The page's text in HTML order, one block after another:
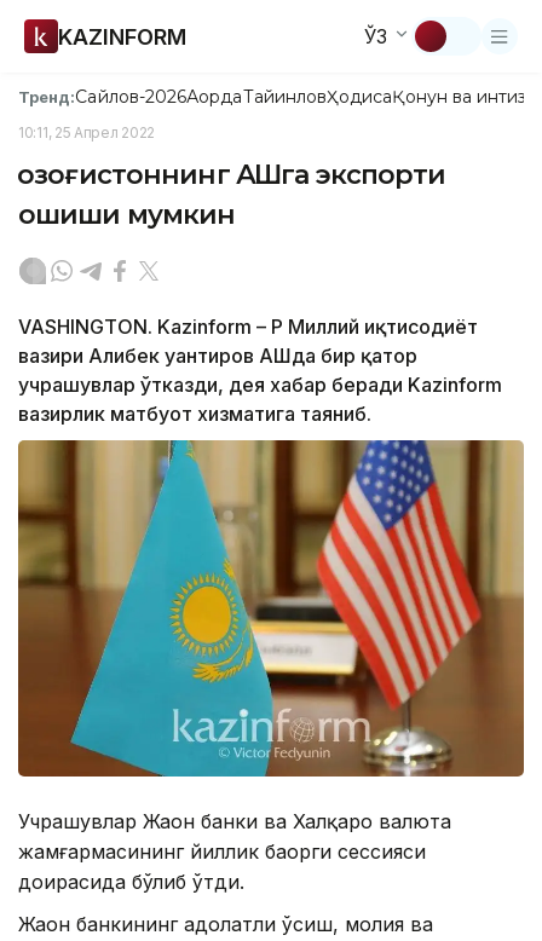
KAZINFORM ЎЗ
Тренд:Сайлов-2026АқордаТайинловҲодисаҚонун ва
10:11, 25 Апрел 2022
Қозоғистоннинг АҚШга экспорти
ошиши мумкин
VASHINGTON. Kazinform – ҚР Миллий иқтисодиёт
вазири Алибек Қуантиров АҚШда бир қатор
учрашувлар ўтказди, дея хабар беради Kazinform
вазирлик матбуот хизматига таяниб.
Учрашувлар Жаҳон банки ва Халқаро валюта
жамғармасининг йиллик баҳорги сессияси
доирасида бўлиб ўтди.
Жаҳон банкининг адолатли ўсиш, молия ва